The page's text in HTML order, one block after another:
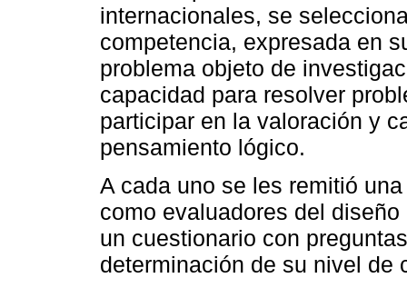
internacionales, se
competencia, expresada en
problema objeto de
capacidad para resolver
participar en la valoración y
pensamiento lógico.
A cada uno se les remitió
como evaluadores del
un cuestionario con
determinación de su nivel de